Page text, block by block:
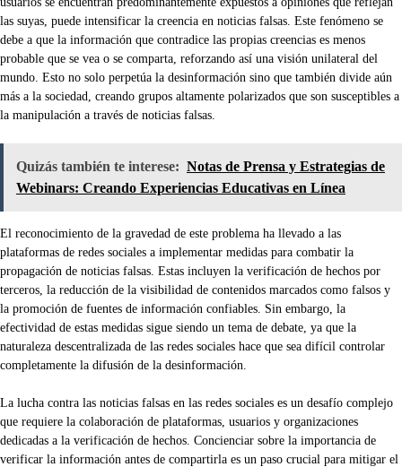
las suyas, puede intensificar la creencia en noticias falsas. Este fenómeno se
debe a que la información que contradice las propias creencias es menos
probable que se vea o se comparta, reforzando así una visión unilateral del
mundo. Esto no solo perpetúa la desinformación sino que también divide aún
más a la sociedad, creando grupos altamente polarizados que son susceptibles a
la manipulación a través de noticias falsas.
Quizás también te interese: Notas de Prensa y Estrategias de
Webinars: Creando Experiencias Educativas en Línea
El reconocimiento de la gravedad de este problema ha llevado a las
plataformas de redes sociales a implementar medidas para combatir la
propagación de noticias falsas. Estas incluyen la verificación de hechos por
terceros, la reducción de la visibilidad de contenidos marcados como falsos y
la promoción de fuentes de información confiables. Sin embargo, la
efectividad de estas medidas sigue siendo un tema de debate, ya que la
naturaleza descentralizada de las redes sociales hace que sea difícil controlar
completamente la difusión de la desinformación.
La lucha contra las noticias falsas en las redes sociales es un desafío complejo
que requiere la colaboración de plataformas, usuarios y organizaciones
dedicadas a la verificación de hechos. Concienciar sobre la importancia de
verificar la información antes de compartirla es un paso crucial para mitigar el